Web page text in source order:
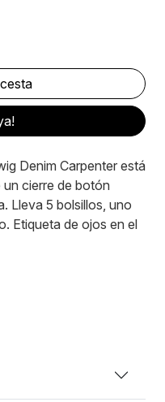
Denim Carpenter está
cierre de botón
Lleva 5 bolsillos, uno
Etiqueta de ojos en el